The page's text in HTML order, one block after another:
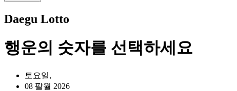
Daegu Lotto
행운의 숫자를 선택하세요
토요일,
08 팔월 2026